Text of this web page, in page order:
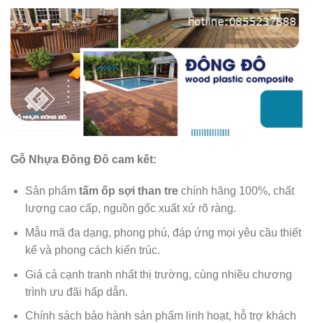
Gỗ Nhựa Đông Đô cam kết:
Sản phẩm tấm ốp sợi than trechính hãng 100%, chất
lượng cao cấp, nguồn gốc xuất xứ rõ ràng.
Mẫu mã đa dạng, phong phú, đáp ứng mọi yêu cầu thiết
kế và phong cách kiến trúc.
Giá cả cạnh tranh nhất thị trường, cùng nhiều chương
trình ưu đãi hấp dẫn.
Chính sách bảo hành sản phẩm linh hoạt, hỗ trợ khách